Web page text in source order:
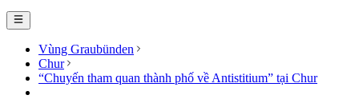
Vùng Graubünden
Chur
“Chuyến tham quan thành phố về Antistitium” tại Chur